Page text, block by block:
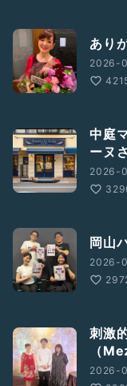
あり
2026-
中庭
ーヌ
2026-
岡山
2026-
刺激
（
2026-